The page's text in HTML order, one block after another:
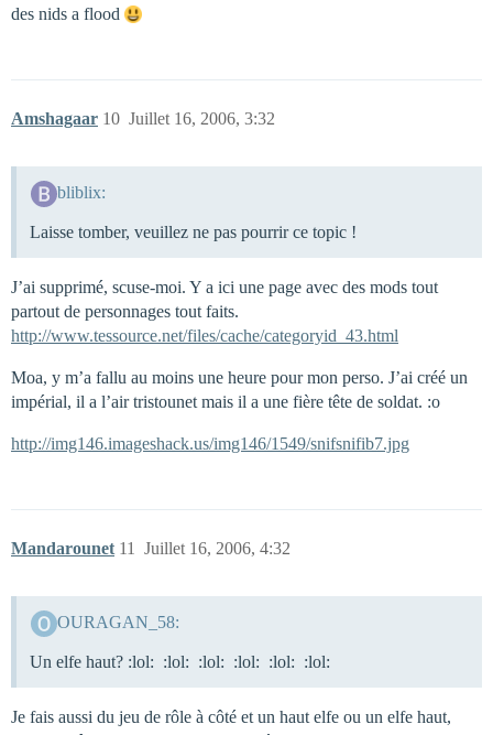
des nids a flood
Amshagaar Juillet 16, 2006, 3:32
10
bliblix:
Laisse tomber, veuillez ne pas pourrir ce topic !
J’ai supprimé, scuse-moi. Y a ici une page avec des mods tout
partout de personnages tout faits.
http://www.tessource.net/files/cache/categoryid_43.html
Moa, y m’a fallu au moins une heure pour mon perso. J’ai créé un
impérial, il a l’air tristounet mais il a une fière tête de soldat. :o
http://img146.imageshack.us/img146/1549/snifsnifib7.jpg
Mandarounet Juillet 16, 2006, 4:32
11
OURAGAN_58:
Un elfe haut? :lol: :lol: :lol: :lol: :lol: :lol:
Je fais aussi du jeu de rôle à côté et un haut elfe ou un elfe haut,